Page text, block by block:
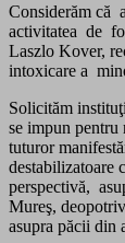
Considerăm că
activitatea de
Laszlo Kover,
intoxicare a
Solicităm
se impun pentru
tuturor
destabilizatoare
perspectivă,
Mureş,
asupra păcii din